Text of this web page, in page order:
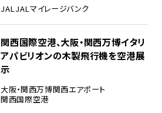
JALJALマイレージバンク
関西国際空港、大阪・関西万博イタリ
アパビリオンの木製飛行機を空港展
示
大阪・関西万博関西エアポート
関西国際空港